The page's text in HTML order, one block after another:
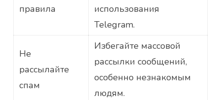
правила
использования
Telegram.
Не
рассылайте
спам
Избегайте массовой
рассылки сообщений,
особенно незнакомым
людям.